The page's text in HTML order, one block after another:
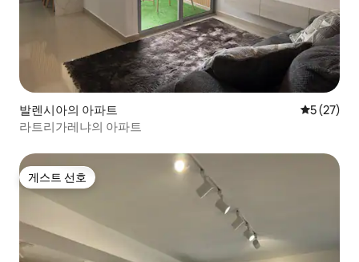
발렌시아의 아파트 평점 5점
5 (27)
라트리가레냐의 아파트
게스트 선호
게스트 선호